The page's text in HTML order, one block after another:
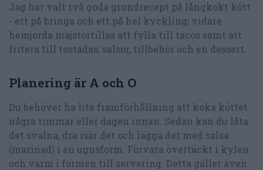
Jag har valt två goda grundrecept på långkokt kött
- ett på bringa och ett på hel kyckling; vidare
hemjorda majstortillas att fylla till tacos samt att
fritera till tostadas; salsor, tillbehör och en dessert.
Planering är A och O
Du behöver ha lite framförhållning att koka köttet
några timmar eller dagen innan. Sedan kan du låta
det svalna, dra isär det och lägga det med salsa
(marinad) i en ugnsform. Förvara övertäckt i kylen
och värm i formen till servering. Detta gäller även